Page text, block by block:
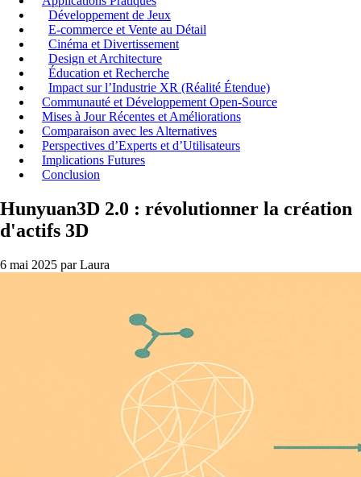
Développement de Jeux
E-commerce et Vente au Détail
Cinéma et Divertissement
Design et Architecture
Éducation et Recherche
Impact sur l’Industrie XR (Réalité Étendue)
Communauté et Développement Open-Source
Mises à Jour Récentes et Améliorations
Comparaison avec les Alternatives
Perspectives d’Experts et d’Utilisateurs
Implications Futures
Conclusion
Hunyuan3D 2.0 : révolutionner la création
d'actifs 3D
6 mai 2025 par Laura